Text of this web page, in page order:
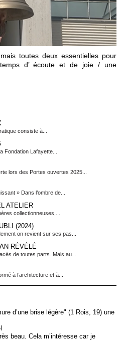
toutes deux essentielles pour
d’ écoute et de joie / une
consiste à...
Fondation Lafayette...
lors des Portes ouvertes 2025...
» Dans l’ombre de...
ATELIER
collectionneuses,...
(2024)
on revient sur ses pas...
RÉVÉLÉ
de toutes parts. Mais au...
à l’architecture et à...
d’une brise légère" (1 Rois, 19) une
beau. Cela m’intéresse car je